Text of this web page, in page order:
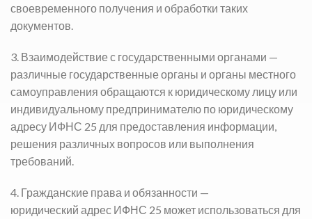
своевременного получения и обработки таких
документов.
3. Взаимодействие с государственными органами —
различные государственные органы и органы местного
самоуправления обращаются к юридическому лицу или
индивидуальному предпринимателю по юридическому
адресу ИФНС 25 для предоставления информации,
решения различных вопросов или выполнения
требований.
4. Гражданские права и обязанности —
юридический адрес ИФНС 25 может использоваться для